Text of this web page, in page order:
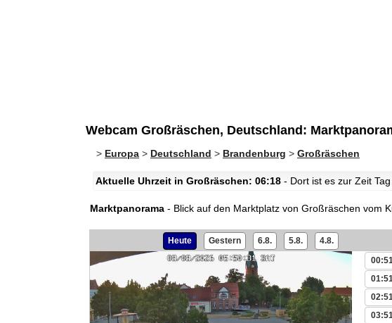
Webcam Großräschen, Deutschland:
> Europa > Deutschland > Brandenburg > Großräschen
Aktuelle Uhrzeit in Großräschen: 06:18 - Dort ist es zur Zeit
Marktpanorama- Blick auf den Marktplatz von Großräschen vom
Heute Gestern 6.8. 5.8. 4.8.